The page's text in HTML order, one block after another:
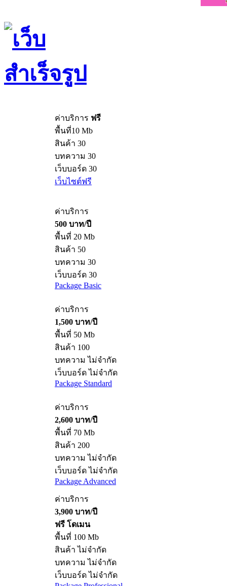
ค่าบริการ ฟรี
พื้นที่10 Mb
สินค้า 30
บทความ 30
เว็บบอร์ด 30
เว็บไซต์ฟรี
ค่าบริการ
500 บาท/ปี
พื้นที่ 20 Mb
สินค้า 50
บทความ 30
เว็บบอร์ด 30
Package Basic
ค่าบริการ
1,500 บาท/ปี
พื้นที่ 50 Mb
สินค้า 100
บทความ ไม่จำกัด
เว็บบอร์ด ไม่จำกัด
Package Standard
ค่าบริการ
2,600 บาท/ปี
พื้นที่ 70 Mb
สินค้า 200
บทความ ไม่จำกัด
เว็บบอร์ด ไม่จำกัด
Package Advanced
ค่าบริการ
3,900 บาท/ปี
ฟรี โดเมน
พื้นที่ 100 Mb
สินค้า ไม่จำกัด
บทความ ไม่จำกัด
เว็บบอร์ด ไม่จำกัด